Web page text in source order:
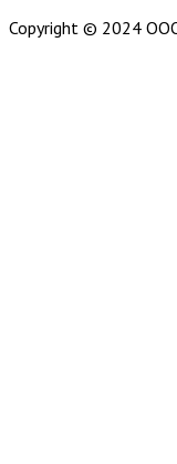
Copyright © 2024